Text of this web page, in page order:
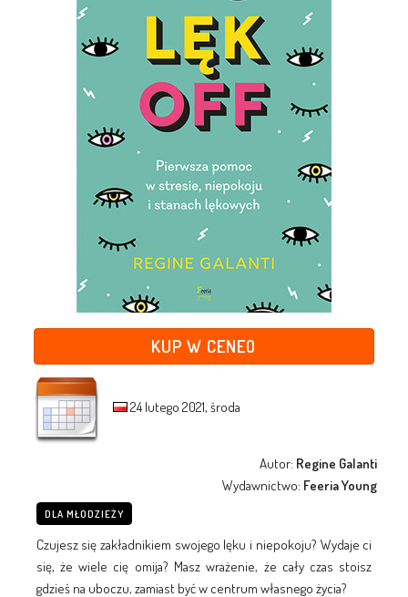
KUP W CENEO
24 lutego 2021, środa
Autor: Regine Galanti
Wydawnictwo: Feeria Young
DLA MŁODZIEŻY
Czujesz się zakładnikiem swojego lęku i niepokoju? Wydaje ci
się, że wiele cię omija? Masz wrażenie, że cały czas stoisz
gdzieś na uboczu, zamiast być w centrum własnego życia?